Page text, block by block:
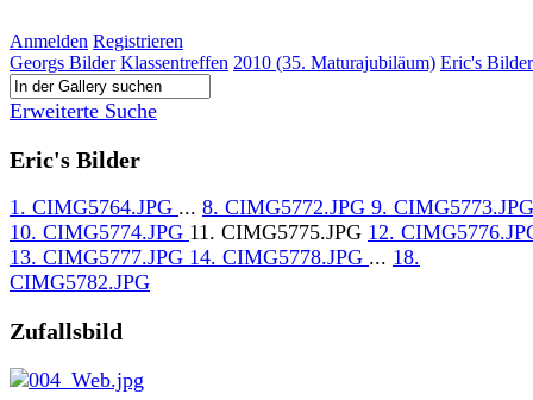
Anmelden Registrieren
Georgs Bilder Klassentreffen 2010 (35. Maturajubiläum) Eric's Bilder
Erweiterte Suche
Eric's Bilder
1. CIMG5764.JPG ... 8. CIMG5772.JPG 9. CIMG5773.JPG
10. CIMG5774.JPG 11. CIMG5775.JPG 12.
13. CIMG5777.JPG 14. CIMG5778.JPG ... 18.
CIMG5782.JPG
Zufallsbild